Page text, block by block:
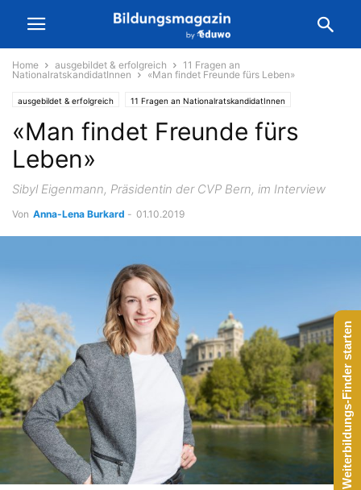
Home ausgebildet & erfolgreich
11 Fragen an
NationalratskandidatInnen
«Man findet Freunde fürs Leben»
ausgebildet & erfolgreich 11 Fragen an NationalratskandidatInnen
«Man findet Freunde fürs
Leben»
Sibyl Eigenmann, Präsidentin der CVP Bern, im Interview
Von Anna-Lena Burkard - 01.10.2019
Weiterbildungs-Finder starten